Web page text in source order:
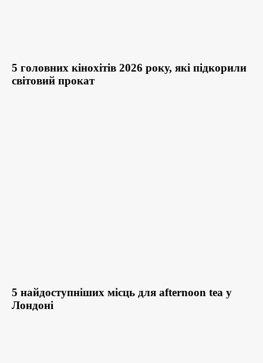
5 головних кінохітів 2026 року, які підкорили
світовий прокат
5 найдоступніших місць для afternoon tea у
Лондоні